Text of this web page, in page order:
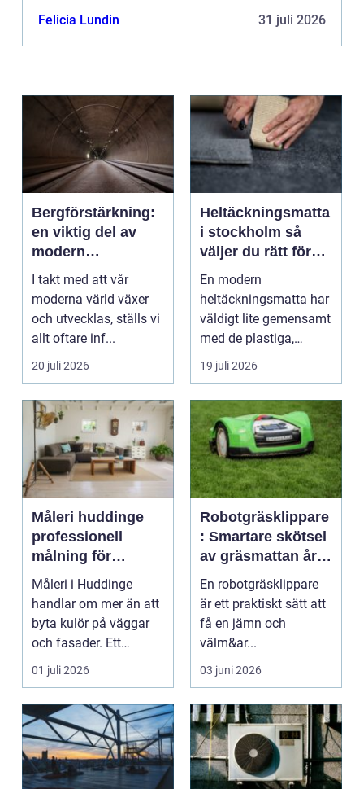
Felicia Lundin 31 juli 2026
Bergförstärkning:
en viktig del av
modern
infrastruktur
I takt med att vår
moderna värld växer
och utvecklas, ställs vi
allt oftare inf...
20 juli 2026
Heltäckningsmatta
i stockholm så
väljer du rätt för
hem och kontor
En modern
heltäckningsmatta har
väldigt lite gemensamt
med de plastiga,
svårstädade
varianterna mång...
19 juli 2026
Måleri huddinge
professionell
målning för
hållbara resultat
Måleri i Huddinge
handlar om mer än att
byta kulör på väggar
och fasader. Ett
genomtänkt
måleriarbet...
01 juli 2026
Robotgräsklippare
: Smartare skötsel
av gräsmattan året
runt
En robotgräsklippare
är ett praktiskt sätt att
få en jämn och
välm&ar...
03 juni 2026